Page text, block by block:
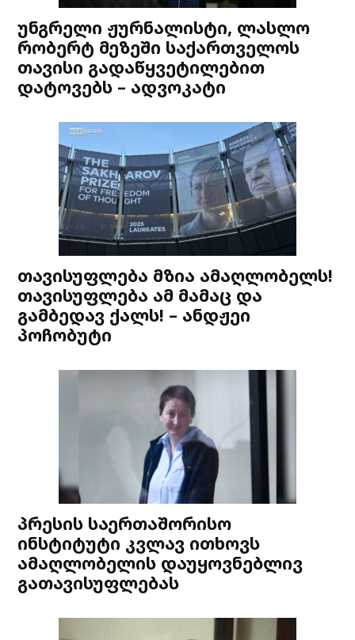
უნგრელი ჟურნალისტი, ლასლო
რობერტ მეზეში საქართველოს
თავისი გადაწყვეტილებით
დატოვებს – ადვოკატი
თავისუფლება მზია ამაღლობელს!
თავისუფლება ამ მამაც და
გამბედავ ქალს! – ანდჟეი
პოჩობუტი
პრესის საერთაშორისო
ინსტიტუტი კვლავ ითხოვს
ამაღლობელის დაუყოვნებლივ
გათავისუფლებას